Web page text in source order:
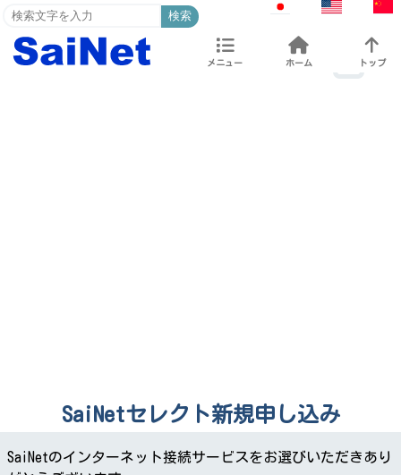
検索
メニュー ホーム トップ
SaiNetセレクト新規申し込み
SaiNetのインターネット接続サービスをお選びいただきあり